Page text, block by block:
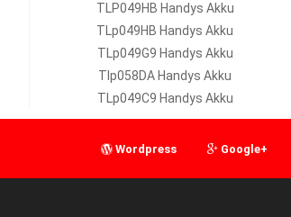
TLP049HB Handys Akku
TLp049HB Handys Akku
TLp049G9 Handys Akku
Tlp058DA Handys Akku
TLp049C9 Handys Akku
Wordpress Google+